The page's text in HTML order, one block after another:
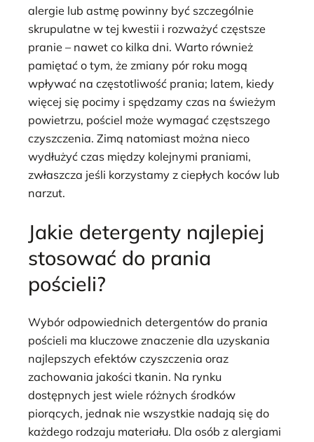
alergie lub astmę powinny być szczególnie
skrupulatne w tej kwestii i rozważyć częstsze
pranie – nawet co kilka dni. Warto również
pamiętać o tym, że zmiany pór roku mogą
wpływać na częstotliwość prania; latem, kiedy
więcej się pocimy i spędzamy czas na świeżym
powietrzu, pościel może wymagać częstszego
czyszczenia. Zimą natomiast można nieco
wydłużyć czas między kolejnymi praniami,
zwłaszcza jeśli korzystamy z ciepłych koców lub
narzut.
Jakie detergenty najlepiej
stosować do prania
pościeli?
Wybór odpowiednich detergentów do prania
pościeli ma kluczowe znaczenie dla uzyskania
najlepszych efektów czyszczenia oraz
zachowania jakości tkanin. Na rynku
dostępnych jest wiele różnych środków
piorących, jednak nie wszystkie nadają się do
każdego rodzaju materiału. Dla osób z alergiami